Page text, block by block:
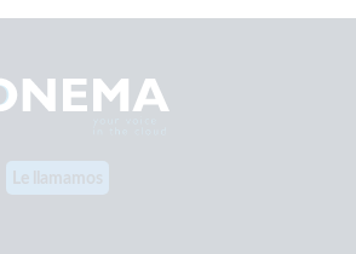
Le llamamos